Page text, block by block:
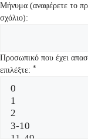
Μήνυμα (αναφέρετε το
σχόλιο):
Προσωπικό που έχει
επιλέξτε: *